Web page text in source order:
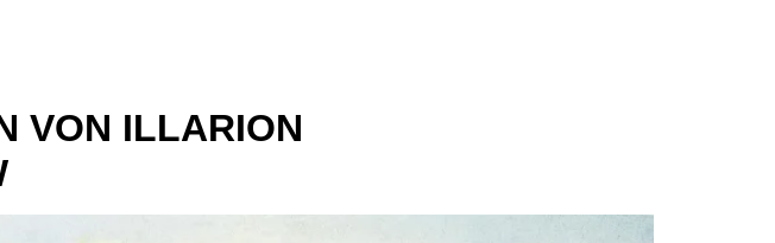
VON ILLARION